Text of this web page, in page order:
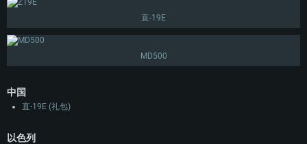
直-19E
MD500
中国
直-19E (礼包)
以色列